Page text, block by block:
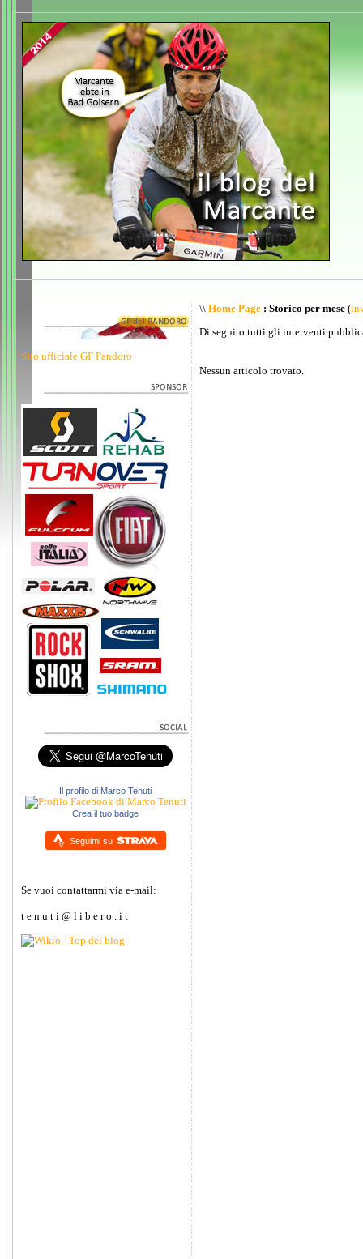
Sito ufficiale GF Pandoro
Il profilo di Marco Tenuti
Crea il tuo badge
Seguimi su
Se vuoi contattarmi via e-mail:
t e n u t i @ l i b e r o . i t
\\ Home Page : Storico per mese (
Di seguito tutti gli interventi
Nessun articolo trovato.